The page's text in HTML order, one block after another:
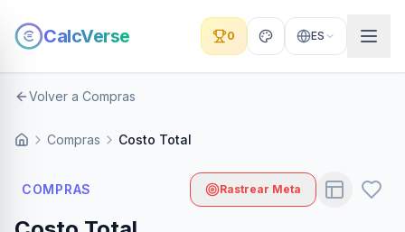
CalcVerse 0 ES
Volver a Compras
Compras Costo Total
COMPRAS Rastrear Meta